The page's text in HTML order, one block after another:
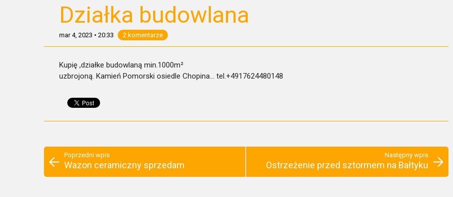
Działka budowlana
mar 4, 2023 • 20:33 2 komentarze
Kupię ,działke budowlaną min.1000m²
uzbrojoną. Kamień Pomorski osiedle Chopina… tel.+4917624480148
Poprzedni wpis
Wazon ceramiczny sprzedam
Następny wpis
Ostrzeżenie przed sztormem na Bałtyku